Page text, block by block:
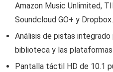
Amazon Music Unlimited,
Soundcloud GO+ y Dropbox.
Análisis de pistas
biblioteca y las
Pantalla táctil HD de 10.1